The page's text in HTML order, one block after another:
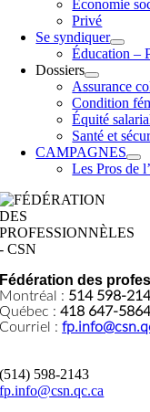
Économie
Privé
Se syndiquer
Éducation –
Dossiers
Assurance
Condition
Équité
Santé et
CAMPAGNES
Les Pros de
Fédération des
Montréal : 514 598-
Québec :418 647-
Courriel :
(514) 598-2143
fp.info@csn.qc.ca